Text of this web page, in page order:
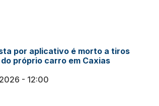
por aplicativo é morto a tiros
próprio carro em Caxias
12:00